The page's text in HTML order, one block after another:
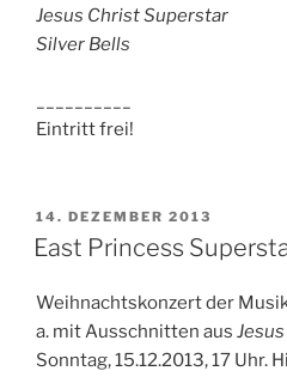
Jesus Christ Superstar
Silver Bells
Eintritt frei!
VERÖFFENTLICHT
AM
14. DEZEMBER 2013
East Princess
Weihnachtskonzert der
a. mit Ausschnitten aus
Sonntag, 15.12.2013, 17 Uhr.